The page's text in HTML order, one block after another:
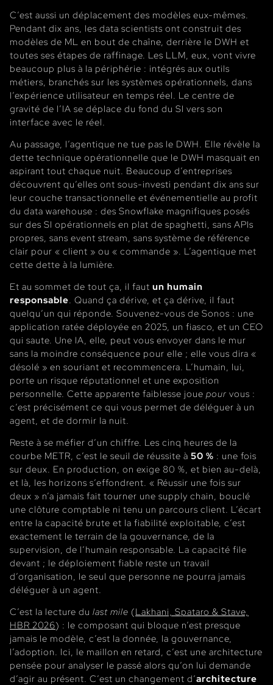
C’est aussi un déplacement des modèles eux-mêmes.
Pendant dix ans, les data scientists ont construit des
modèles de ML en bout de chaîne, derrière le DWH et
toutes ses étapes de raffinage. Les LLM, eux, vont vivre
beaucoup plus à la périphérie : intégrés aux outils
métiers, branchés sur les systèmes opérationnels, dans
l’expérience utilisateur en temps réel. Le centre de
gravité de l’IA se déplace du fond du SI vers son
interface avec le réel.
Au passage, l’agentique ne tue pas le DWH. Elle révèle la
dette technique opérationnelle que le DWH masquait en
aspirant tout chaque nuit. Beaucoup d’entreprises
découvrent qu’elles ont sous-investi pendant dix ans sur
leur couche transactionnelle et événementielle au profit
du data warehouse : des Snowflake magnifiques posés
sur des SI opérationnels en plat de spaghetti, sans APIs
propres, sans event stream, sans système de référence
clair pour « client » ou « commande ». L’agentique met
cette dette à la lumière.
Et au sommet de tout ça, il faut un humain
responsable. Quand ça dérive, et ça dérive, il faut
quelqu’un qui réponde. Souvenez-vous de Sonos : une
application ratée déployée en 2025, un fiasco, et un CEO
qui saute. Une IA, elle, peut vous envoyer dans le mur
sans la moindre conséquence pour elle ; elle vous dira «
désolé » en souriant et recommencera. L’humain, lui,
porte un risque réputationnel et une exposition
personnelle. Cette apparente faiblesse joue pour vous :
c’est précisément ce qui vous permet de déléguer à un
agent, et de dormir la nuit.
Reste à se méfier d’un chiffre. Les cinq heures de la
courbe METR, c’est le seuil de réussite à 50 % : une fois
sur deux. En production, on exige 80 %, et bien au-delà,
et là, les horizons s’effondrent. « Réussir une fois sur
deux » n’a jamais fait tourner une supply chain, bouclé
une clôture comptable ni tenu un parcours client. L’écart
entre la capacité brute et la fiabilité exploitable, c’est
exactement le terrain de la gouvernance, de la
supervision, de l’humain responsable. La capacité file
devant ; le déploiement fiable reste un travail
d’organisation, le seul que personne ne pourra jamais
déléguer à un agent.
C’est la lecture du last mile (Lakhani, Spataro & Stave,
HBR 2026) : le composant qui bloque n’est presque
jamais le modèle, c’est la donnée, la gouvernance,
l’adoption. Ici, le maillon en retard, c’est une architecture
pensée pour analyser le passé alors qu’on lui demande
d’agir au présent. C’est un changement d’architecture